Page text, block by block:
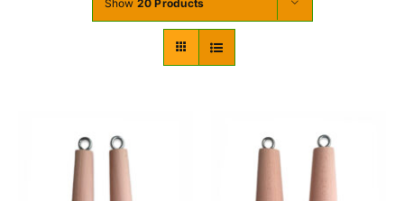
BLOG
MON COMPTE
Show 20 Products
AJOUTER AU PANIER